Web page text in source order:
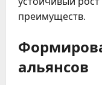
преимуществ.
альянсов